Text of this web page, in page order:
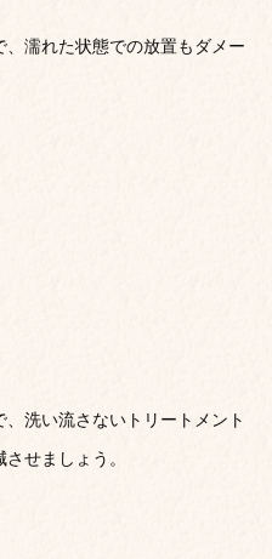
濡れた状態での放置もダメー
洗い流さないトリートメント
せましょう。